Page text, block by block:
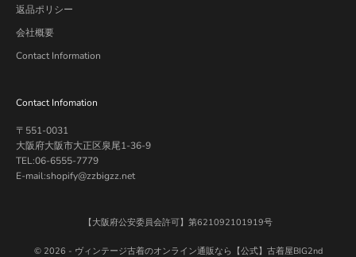
返品ポリシー
会社概要
Contact Information
Contact Infomation
〒551-0031
大阪府大阪市大正区泉尾1-36-9
TEL:06-6555-7779
E-mail:shopify@zzbigzz.net
【大阪府公安委員会許可】第621092101919号
© 2026 - ヴィンテージ古着のオンライン通販なら【公式】古着屋BIG2nd